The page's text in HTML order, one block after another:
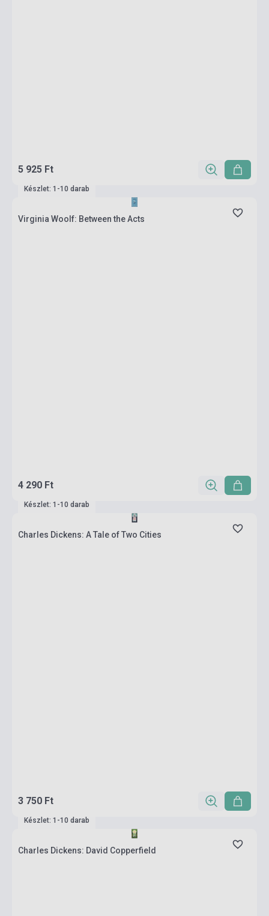
5 925 Ft
Készlet: 1-10 darab
Virginia Woolf: Between the Acts
4 290 Ft
Készlet: 1-10 darab
Charles Dickens: A Tale of Two Cities
3 750 Ft
Készlet: 1-10 darab
Charles Dickens: David Copperfield